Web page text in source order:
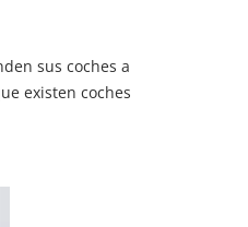
sus coches a
existen coches